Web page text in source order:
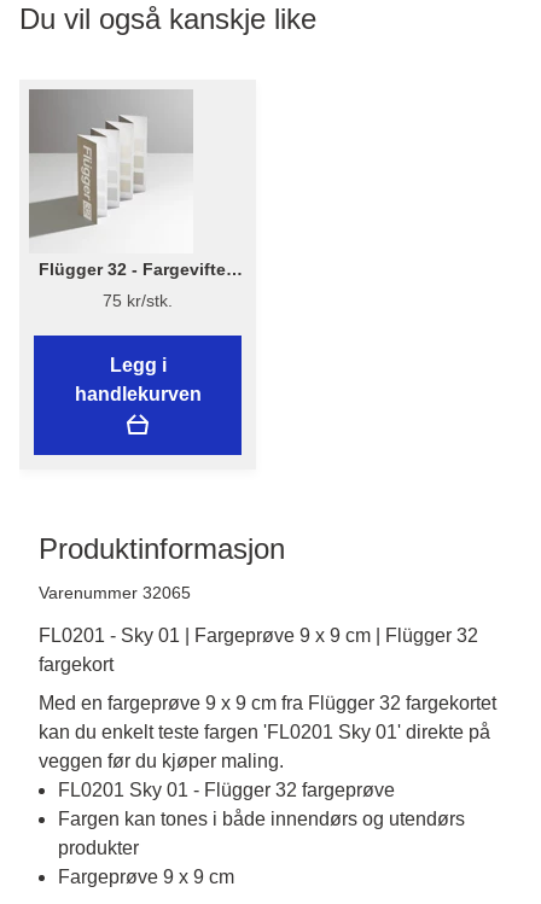
Du vil også kanskje like
Flügger 32 - Fargevifte -
Flügger 32 - Fargekart
75 kr/stk.
Legg i
handlekurven
Produktinformasjon
Varenummer 32065
FL0201 - Sky 01 | Fargeprøve 9 x 9 cm | Flügger 32
fargekort
Med en fargeprøve 9 x 9 cm fra Flügger 32 fargekortet
kan du enkelt teste fargen 'FL0201 Sky 01' direkte på
veggen før du kjøper maling.
FL0201 Sky 01 - Flügger 32 fargeprøve
Fargen kan tones i både innendørs og utendørs
produkter
Fargeprøve 9 x 9 cm